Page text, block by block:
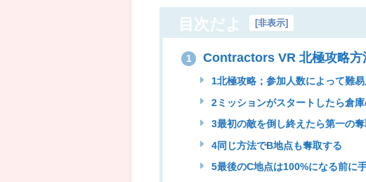
目次だよ [非表示]
1 Contractors VR 北極攻略方
1北極攻略；参加人数によって難
2ミッションがスタートしたら倉
3最初の敵を倒し終えたら第一の
4同じ方法でB地点も奪取する
5最後のC地点は100%になる前に